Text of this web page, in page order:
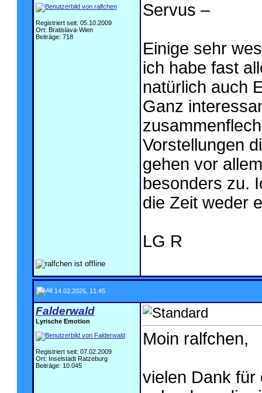
Registriert seit: 05.10.2009
Ort: Bratislava-Wien
Beiträge: 718
Servus –
Einige sehr
ich habe fast
natürlich auch
Ganz
Vorstellungen
gehen vor
besonders zu.
die Zeit weder
LG R
14.02.2026, 11:45
Falderwald
Lyrische Emotion
Registriert seit: 07.02.2009
Ort: Inselstadt Ratzeburg
Beiträge: 10.045
Moin ralfchen,
vielen Dank für